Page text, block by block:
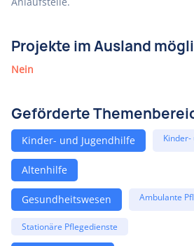
Projekte im Ausland
Nein
Geförderte
Kinder- und Jugendhilfe Kinder-
Altenhilfe
Gesundheitswesen Ambulante
Stationäre Pflegedienste